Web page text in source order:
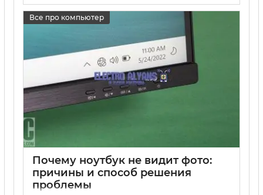
Все про компьютер
Почему ноутбук не видит фото:
причины и способ решения
проблемы